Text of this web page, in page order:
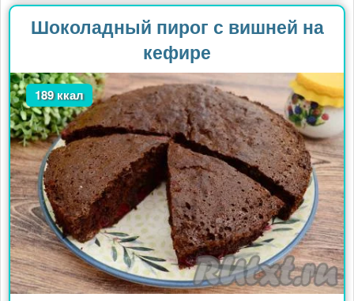
Шоколадный пирог с вишней на
кефире
189 ккал